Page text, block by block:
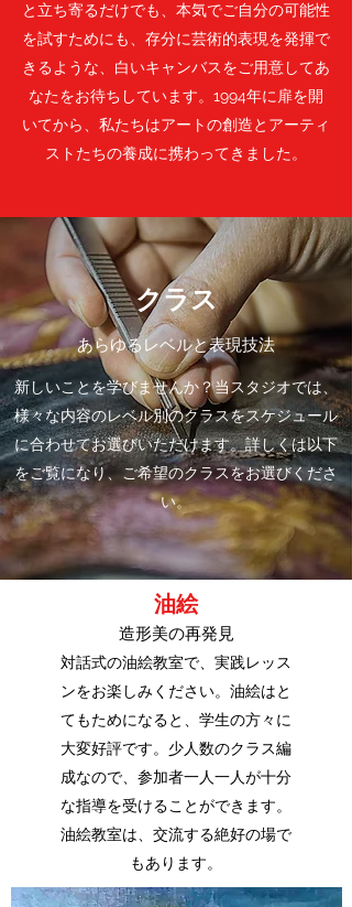
と立ち寄るだけでも、本気でご自分の可能性
を試すためにも、存分に芸術的表現を発揮で
きるような、白いキャンバスをご用意してあ
なたをお待ちしています。1994年に扉を開
いてから、私たちはアートの創造とアーティ
ストたちの養成に携わってきました。
クラス
あらゆるレベルと表現技法
新しいことを学びませんか？当スタジオでは、
様々な内容のレベル別のクラスをスケジュール
に合わせてお選びいただけます。詳しくは以下
をご覧になり、ご希望のクラスをお選びくださ
い。
油絵
造形美の再発見
対話式の油絵教室で、実践レッス
ンをお楽しみください。油絵はと
てもためになると、学生の方々に
大変好評です。少人数のクラス編
成なので、参加者一人一人が十分
な指導を受けることができます。
油絵教室は、交流する絶好の場で
もあります。